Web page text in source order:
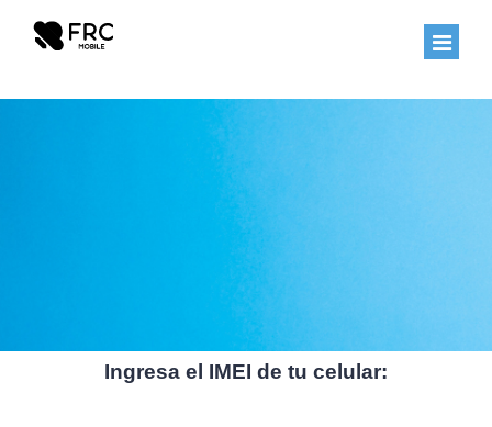
PAQUETES PREPAGO
INTERNET EN TU CASA
INTERNET PORTATIL
Ingresa el IMEI de tu celular: